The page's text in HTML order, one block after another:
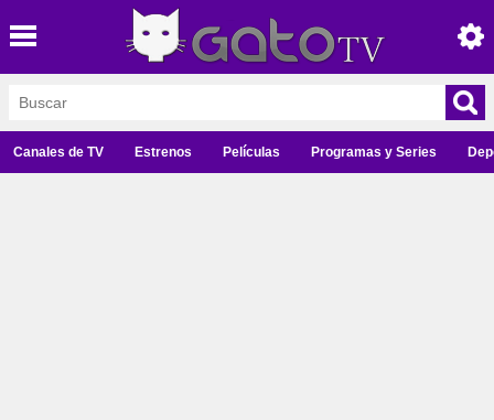
Canales de TV Estrenos Películas Programas y Series